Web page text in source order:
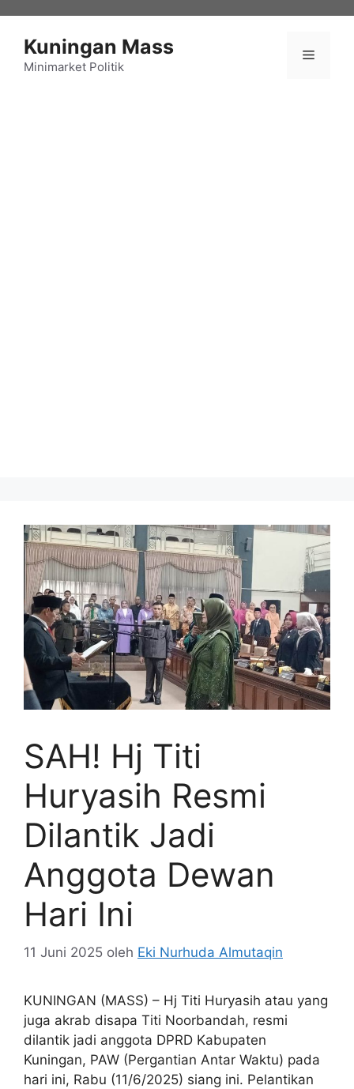
Kuningan Mass
Minimarket Politik
Menu
SAH! Hj Titi
Huryasih Resmi
Dilantik Jadi
Anggota Dewan
Hari Ini
11 Juni 2025 oleh Eki Nurhuda Almutaqin
KUNINGAN (MASS) – Hj Titi Huryasih atau yang
juga akrab disapa Titi Noorbandah, resmi
dilantik jadi anggota DPRD Kabupaten
Kuningan, PAW (Pergantian Antar Waktu) pada
hari ini, Rabu (11/6/2025) siang ini. Pelantikan